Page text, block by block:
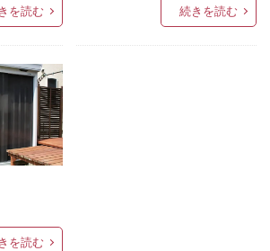
イル
イル+ステンレス
ールミ
スト
デスト
焼き陶器 TN-43
物文字
を読む 続きを読む
を読む
ータヌーボS
ネームプレート
トップバー
OnlyOne シャーポ
ケース エントランスユニット
ケース専用ボーノ
ルフレーム フロントネームプレート
イト